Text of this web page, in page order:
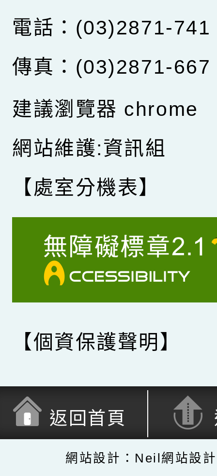
電話：(03)2871-741
傳真：(03)2871-667
建議瀏覽器 chrome
網站維護:資訊組
【處室分機表】
【個資保護聲明】
返回首頁
網站設計：Neil網站設